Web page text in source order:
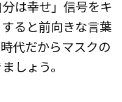
は幸せ」信号をキ
ると前向きな言葉
代だからマスクの
しょう。